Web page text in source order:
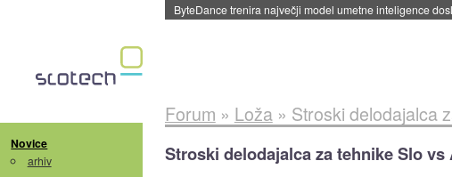
Spletne strani začele streči oglase za agente umetne
Novice
arhiv
Forum » Loža» Stroski delodajalca
Stroski delodajalca za tehnike Slo vs